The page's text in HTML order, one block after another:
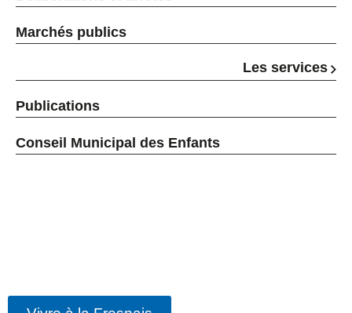
Marchés publics
Les services
Publications
Conseil Municipal des Enfants